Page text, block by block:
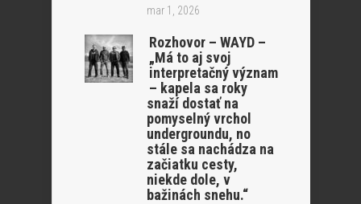
mar 1, 2026
Rozhovor – WAYD –
„Má to aj svoj
interpretačný význam
– kapela sa roky
snaží dostať na
pomyselný vrchol
undergroundu, no
stále sa nachádza na
začiatku cesty,
niekde dole, v
bažinách snehu.“